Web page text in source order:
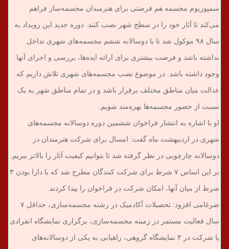
سمپوزیوم مجسمه‌ هم فرصتی برای هنرمندان مجسمه‌ساز فراهم
می‌کند تا آثار خود را در سطح شهر نصب کنند. دوره جدید این رویداد به
سال ۹۸ موکول شد تا با دوسالانه ششم مجسمه‌های شهری تداخل
نداشته باشد و فرصت بیشتری برای ارائه ایده‌ها، بررسی و اجرای آنها
وجود داشته باشد. در موضوع نصب مجسمه‌های شهری تلاش داریم که
عدالت میان مناطق مختلف برقرار باشد و در تمام مناطق شهر به یک
نسبت از حضور مجسمه‌ها بهره‌مند شویم.
او با اشاره به انتشار فراخوان ششمین دوره دوسالانه مجسمه‌های
شهری در اردیبهشت ماه گفت: امسال برای شرکت هنرمندان در
دوسالانه چارچوبی در نظر گرفته شد تا بتوانیم کیفیت آثار را بالاتر ببریم.
بر این اساس ۷ شرط برای شرکت کنندگان مطرح شد که با دارا بودن ۳
شرط از میان آنها، امکان شرکت در فراخوان را پیدا کردند.
ضرغامی افزود: تحصیلات آکادمیک در رشته مجسمه‌سازی، حداقل ۷
سال فعالیت مستمر در زمینه مجسمه‌سازی، برگزاری نمایشگاه انفرادی
یا شرکت در ۳ نمایشگاه گروهی، راهیابی به یکی از دوسالانه‌های